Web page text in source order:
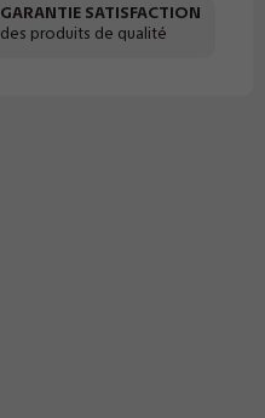
GARANTIE SATISFACTION
des produits de qualité